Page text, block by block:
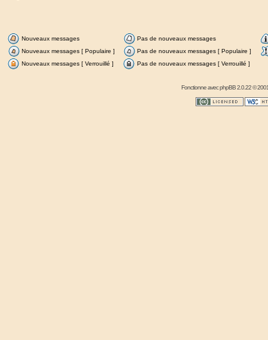
Nouveaux messages
Pas de nouveaux messages
Nouveaux messages [ Populaire ]
Pas de nouveaux messages [ Populaire ]
Nouveaux messages [ Verrouillé ]
Pas de nouveaux messages [ Verrouillé ]
Fonctionne avecphpBB2.0.22 ©